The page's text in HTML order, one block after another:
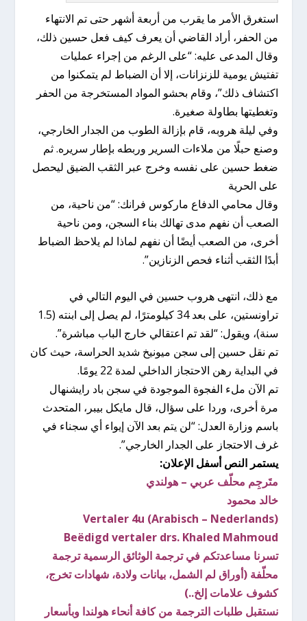
استغرق الأمر ما يقرب من أربعة أشهر حتى تم الانتهاء
من الحفر، أراد القاضي أن يعرف كيف فعل حسين ذلك،
وقال المدعى عليه: “على الرغم من إجراء عمليات
تفتيش يومية للزنزانات، إلا أن الضباط لم يتمكنوا من
اكتشاف ذلك”، وقام بحشو المواد المستخرجة من الحفر
وتغطيتها بطاولة صغيرة.
وفي ليلة هروبه، قام بإزالة الطوب من الجدار الخارجي،
وصنع حبلًا من ملاءات السرير وربطه بإطار سريره. ثم
ضغط حسين على نفسه وخرج عبر الثقب الضيق ليحصل
على الحرية
وقال محامي الدفاع ماركوس فرانك: “من ناحية، من
الصعب أن نفهم مدى تهالك بناء السجن، ومن ناحية
أخرى، من الصعب أيضًا أن نفهم لماذا لم يلاحظ الضباط
أبدًا الثقب أثناء فحص الزنازين”.
مع ذلك، انتهى هروب حسين في اليوم التالي في
تراونستين، على بعد 34 كيلومترًا، لم يصل إلى ابنته (1.5
سنة)، ويقول: “لقد تم اعتقالي خارج الباب مباشرة”.
تم نقل حسين إلى سجن ميونيخ شديد الحراسة، حيث كان
في البداية رهن الاحتجاز الداخلي لمدة 22 يومًا.
تم الآن ملء الفجوة الموجودة في سجن باد رايشنهال
مرة أخرى، وردا على سؤال، قال مايكل بيبر، المتحدث
باسم وزارة العدل: “لن يتم بعد الآن إيواء أي سجناء في
غرف الاحتجاز على الجدار الخارجي”.
يستمر النص أسفل الإعلان:
متَرجِم محلّف عربي – هولندي
خالد محمود
Vertaler 4u (Arabisch – Nederlands)
Beëdigd vertaler drs. Khaled Mahmoud
تسرنا مساعدتكم في ترجمة الوثائق الرسمية ترجمة
محلّفة (أوراق لم الشمل، بيانات ولادة، شهادات تخرج،
كشوف علامات إلخ..)
نستقبل طلبات الترجمة من كافة أنحاء هولندا وبأسعار